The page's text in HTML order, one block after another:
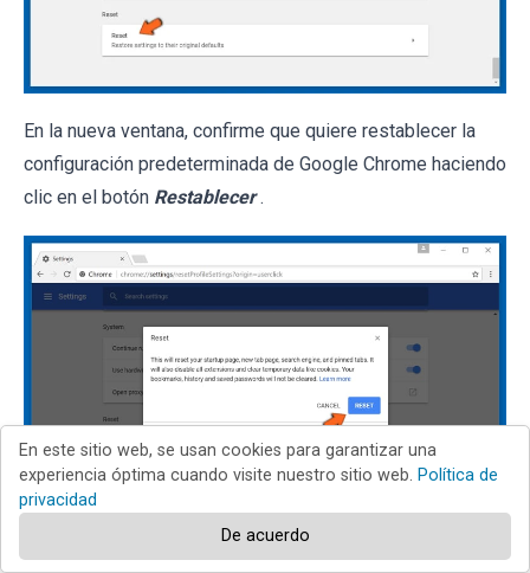
En la nueva ventana, confirme que quiere restablecer la
configuración predeterminada de Google Chrome haciendo
clic en el botón Restablecer .
En este sitio web, se usan cookies para garantizar una
experiencia óptima cuando visite nuestro sitio web. Política de
privacidad
De acuerdo